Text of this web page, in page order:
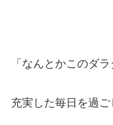
「なんとかこのダ
充実した毎日を過ご